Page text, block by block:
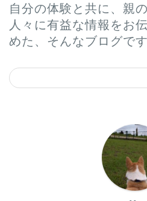
自分の体験と共に、親
人々に有益な情報をお
めた、そんなブログです